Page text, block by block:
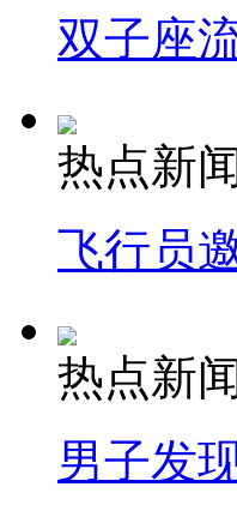
双子座
热点新
飞行员
热点新
男子发